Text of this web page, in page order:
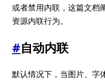
或者禁用内联，这篇文档
资源内联行为。
#自动内联
默认情况下，当图片、字